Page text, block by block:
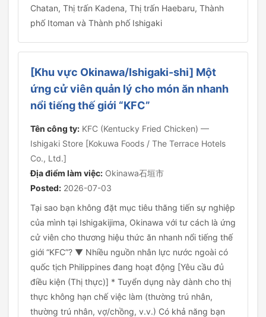
Chatan, Thị trấn Kadena, Thị trấn Haebaru, Thành
phố Itoman và Thành phố Ishigaki
[Khu vực Okinawa/Ishigaki-shi] Một
ứng cử viên quản lý cho món ăn nhanh
nổi tiếng thế giới “KFC”
Tên công ty: KFC (Kentucky Fried Chicken) —
Ishigaki Store [Kokuwa Foods / The Terrace Hotels
Co., Ltd.]
Địa điểm làm việc: Okinawa石垣市
Posted: 2026-07-03
Tại sao bạn không đặt mục tiêu thăng tiến sự nghiệp
của mình tại Ishigakijima, Okinawa với tư cách là ứng
cử viên cho thương hiệu thức ăn nhanh nổi tiếng thế
giới “KFC”? ▼ Nhiều nguồn nhân lực nước ngoài có
quốc tịch Philippines đang hoạt động [Yêu cầu đủ
điều kiện (Thị thực)] * Tuyển dụng này dành cho thị
thực không hạn chế việc làm (thường trú nhân,
thường trú nhân, vợ/chồng, v.v.) Có khả năng bạn